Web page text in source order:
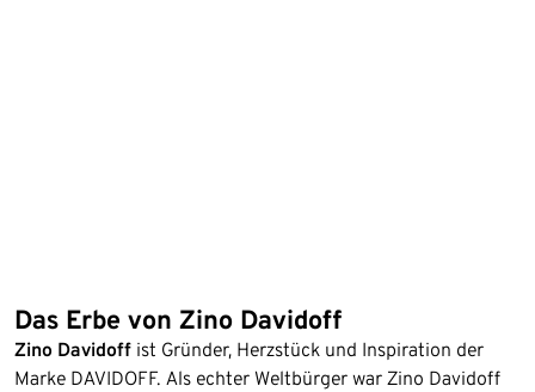
Das Erbe von Zino Davidoff
Zino Davidoff ist Gründer, Herzstück und Inspiration der
Marke DAVIDOFF. Als echter Weltbürger war Zino Davidoff